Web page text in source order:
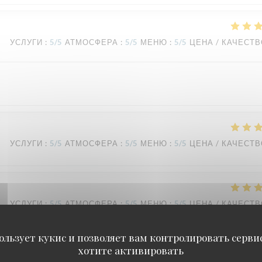
кукис и позволяет вам контролировать
хотите активировать
УСЛУГИ : 5/5 АТМОСФЕРА : 5/5 МЕНЮ : 5/5 ЦЕНА /
УСЛУГИ : 5/5 АТМОСФЕРА : 5/5 МЕНЮ : 5/5 ЦЕНА /
УСЛУГИ: 5/5 АТМОСФЕРА: 5/5 МЕНЮ: 5/5 ЦЕНА /